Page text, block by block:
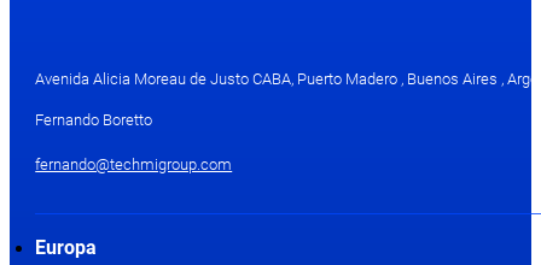
Avenida Alicia Moreau de Justo CABA, Puerto Madero , Buenos Aires ,
Fernando Boretto
fernando@techmigroup.com
Europa